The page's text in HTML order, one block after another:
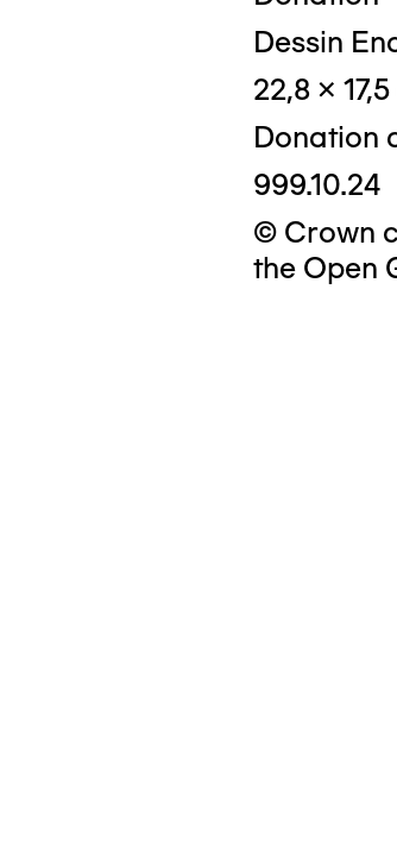
Dessin
22,8 x
Donation
999.10.24
© Crown
the Open